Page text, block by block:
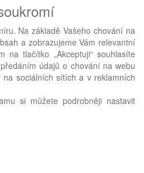
řešení e-commerce pro náš
Na základě Vašeho chování na
a zobrazujeme Vám relevantní
na tlačítko „Akceptuji“ souhlasíte
údajů o chování na webu
sociálních sítích a v reklamních
si můžete podrobněji nastavit